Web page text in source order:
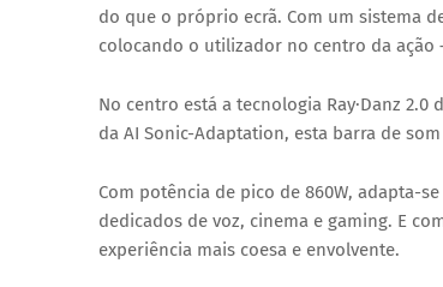
do que o próprio ecrã. Com um sistema
colocando o utilizador no centro da
No centro está a tecnologia Ray·Danz
da AI Sonic-Adaptation, esta barra de
Com potência de pico de 860W, adapta-
dedicados de voz, cinema e gaming. E
experiência mais coesa e envolvente.